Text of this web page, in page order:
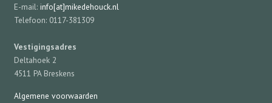
E-mail: info[at]mikedehouck.nl
Telefoon: 0117-381309
Vestigingsadres
Deltahoek 2
4511 PA Breskens
Algemene voorwaarden